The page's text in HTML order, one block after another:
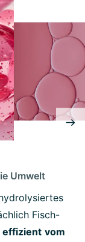
Umwelt
Fisch-
effizient vom